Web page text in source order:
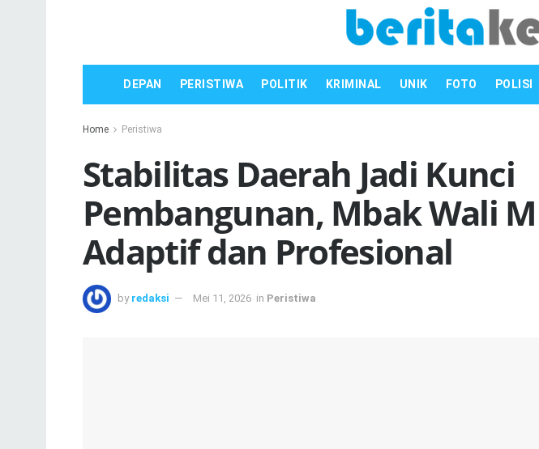
DEPAN PERISTIWA POLITIK KRIMINAL UNIK FOTO POLISI
Home Peristiwa
Stabilitas Daerah Jadi Kunci
Pembangunan, Mbak Wali
Adaptif dan Profesional
by redaksi Mei 11, 2026 in Peristiwa